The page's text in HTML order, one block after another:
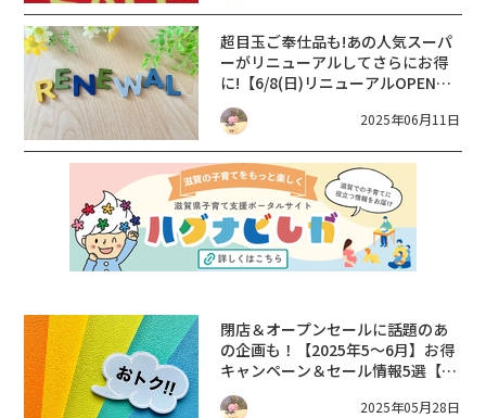
超目玉ご奉仕品も!あの人気スーパ
ーがリニューアルしてさらにお得
に!【6/8(日)リニューアルOPEN】
TOKUYA ピエリ守山店【滋賀 新
店/renewal 2025】
2025年06月11日
閉店＆オープンセールに話題のあ
の企画も！【2025年5～6月】お得
キャンペーン＆セール情報5選【滋
賀県 まとめ】
2025年05月28日